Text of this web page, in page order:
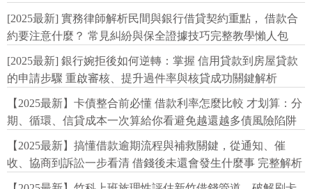
[2025最新] 實務律師解析民間與銀行借貸契約重點， 借款合
約要注意什麼？ 常見糾紛與保全證據技巧完整教學懶人包
[2025最新] 銀行婉拒後如何逆轉：掌握 信用貸款到房屋貸款
的申請步驟 重啟審核、提升過件率與核貸成功關鍵解析
【2025最新】卡債整合前必懂 借款利率怎麼比較 才划算：分
期、循環、信貸成本一次算給你看避免越還越多債風險陷阱
【2025最新】搞懂借款逾期流程與補救關鍵，從通知、催
收、協商到訴訟一步看清 借錢後未還會發生什麼事 完整解析